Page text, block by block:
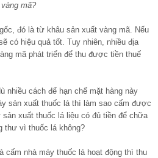
mã?
đó là từ khâu sản xuất vàng mã. Nếu
có hiệu quả tốt. Tuy nhiên, nhiều địa
mã phát triển để thu được tiền thuế
nhiều cách để hạn chế mặt hàng này
sản xuất thuốc lá thì làm sao cấm được
xuất thuốc lá liệu có đủ tiền để chữa
thư vì thuốc lá không?
cấm nhà máy thuốc lá hoạt động thì thu